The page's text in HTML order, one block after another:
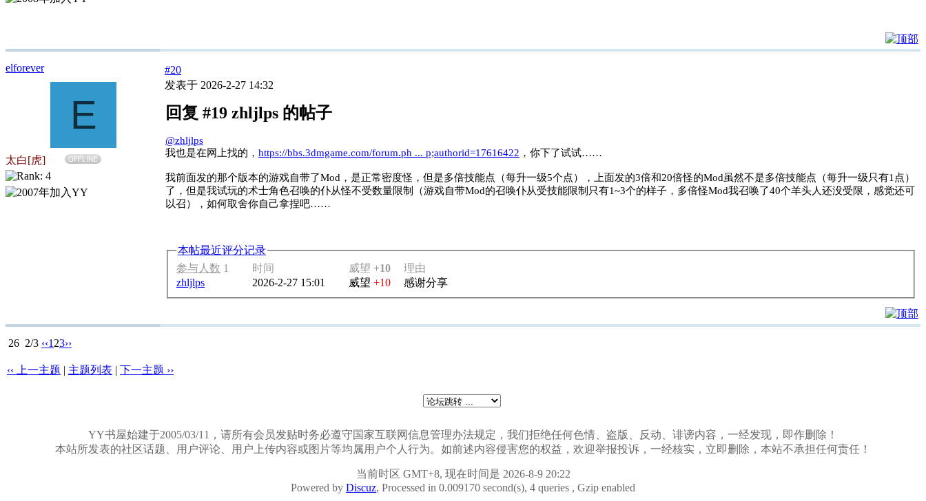
elforever
E
太白[虎] OFFLINE
#20
发表于 2026-2-27 14:32
回复 #19 zhljlps 的帖子
@zhljlps
我也是在网上找的， https://bbs.3dmgame.com/forum.ph ... p;authorid=17616422 ，你下了试试……
我前面发的那个版本的游戏自带了Mod，是正常密度怪，但是多倍技能点（每升一级5个点），上面发的3倍和20倍怪的Mod虽然不是多倍技能点（每升一级只有1点）
了，但是我试玩的术士角色召唤的仆从怪不受数量限制（游戏自带Mod的召唤仆从受技能限制只有1~3个的样子，多倍怪Mod我召唤了40个羊头人还没受限，感觉还可
以召），如何取舍你自己拿捏吧……
本帖最近评分记录
参与人数 1 时间 威望 +10
理由
zhljlps
2026-2-27 15:01 威望 +10 感谢分享
26 2/3 ‹‹1 23››
‹‹ 上一主题 | 主题列表 | 下一主题 ››
YY书屋始建于2005/03/11，请所有会员发贴时务必遵守国家互联网信息管理办法规定，我们拒绝任何色情、盗版、反动、诽谤内容，一经发现，即作删除！
本站所发表的社区话题、用户评论、用户上传内容或图片等均属用户个人行为。如前述内容侵害您的权益，欢迎举报投诉，一经核实，立即删除，本站不承担任何责任！
当前时区 GMT+8, 现在时间是 2026-8-9 20:22
Powered by Discuz, Processed in 0.009170 second(s), 4 queries , Gzip enabled